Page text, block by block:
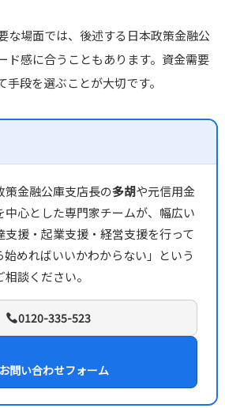
な場面では、後述する日本政策金融公
ド感に合うこともあります。資金需要
段を選ぶことが大切です。
金融公庫支店長の多胡や元信用金
中心とした専門家チームが、幅広い
支援・起業支援・経営支援を行って
始めればいいかわからない」という
談ください。
0120-335-523
問い合わせフォーム